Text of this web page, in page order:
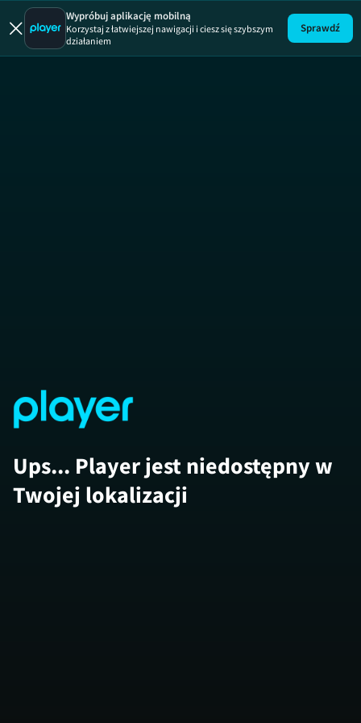
Wypróbuj aplikację mobilną
Korzystaj z łatwiejszej nawigacji i ciesz się szybszym
działaniem
Sprawdź
Ups... Player jest niedostępny w
Twojej lokalizacji